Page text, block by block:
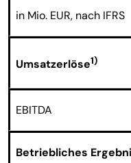
in Mio. EUR, nach IFRS
Umsatzerlöse1)
EBITDA
Betriebliches